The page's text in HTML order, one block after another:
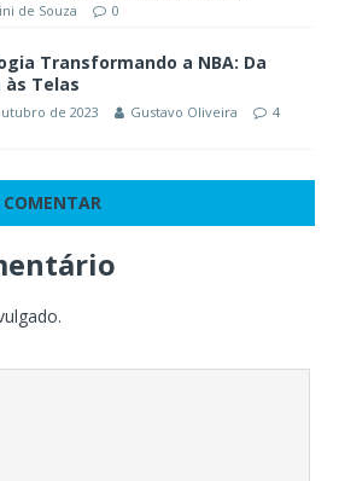
de Souza
0
Transformando a NBA: Da
às Telas
de 2023 Gustavo Oliveira 4
COMENTAR